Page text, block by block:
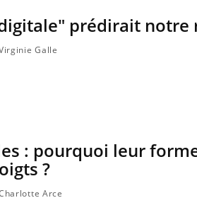
prédirait notre
Galle
: pourquoi leur
?
Arce